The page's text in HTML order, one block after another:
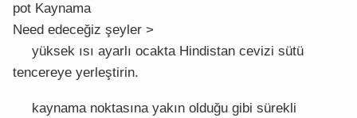
pot Kaynama
Need edeceğiz şeyler >
yüksek ısı ayarlı ocakta Hindistan cevizi sütü
tencereye yerleştirin.
kaynama noktasına yakın olduğu gibi sürekli